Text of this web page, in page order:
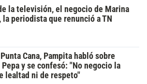
la televisión, el negocio de Marina
la periodista que renunció a TN
Cana, Pampita habló sobre
y se confesó: "No negocio la
lealtad ni de respeto"